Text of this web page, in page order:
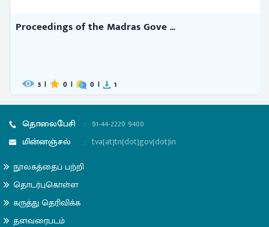
Proceedings of the Madras Gove ...
5 | 0 | 0 | 1
தொலைபேசி : 91-44-2220 9400
மின்னஞ்சல்
: tva[at]tn[dot]gov[dot]in
நூலகத்தைப் பற்றி
தொடர்புகொள்ள
கருத்து தெரிவிக்க
தளவரைபடம்